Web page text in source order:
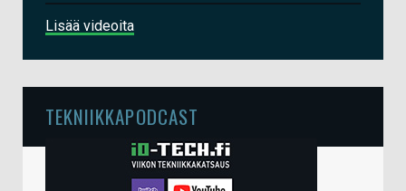
Lisää videoita
TEKNIIKKAPODCAST